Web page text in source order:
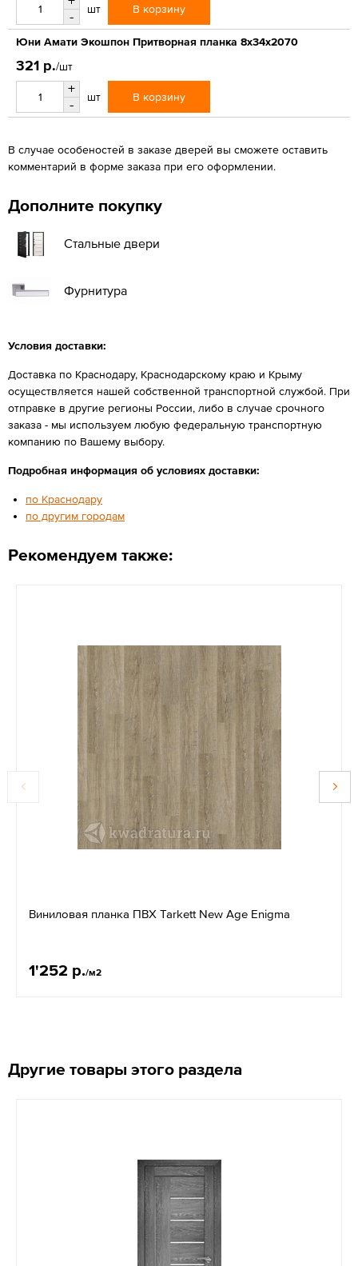
-
шт В корзину
Юни Амати Экошпон Притворная планка 8х34х2070
321 р./шт
+
-
шт В корзину
В случае особеностей в заказе дверей вы сможете оставить
комментарий в форме заказа при его оформлении.
Дополните покупку
Стальные двери
Фурнитура
Условия доставки:
Доставка по Краснодару, Краснодарскому краю и Крыму
осуществляется нашей собственной транспортной службой. При
отправке в другие регионы России, либо в случае срочного
заказа - мы используем любую федеральную транспортную
компанию по Вашему выбору.
Подробная информация об условиях доставки:
по Краснодару
по другим городам
Рекомендуем также:
Виниловая планка ПВХ Tarkett New Age Enigma
1'252 р./м2
Другие товары этого раздела